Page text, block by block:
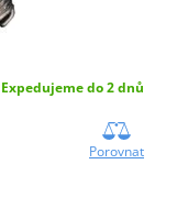
Expedujeme do 2 dnů
Porovnat